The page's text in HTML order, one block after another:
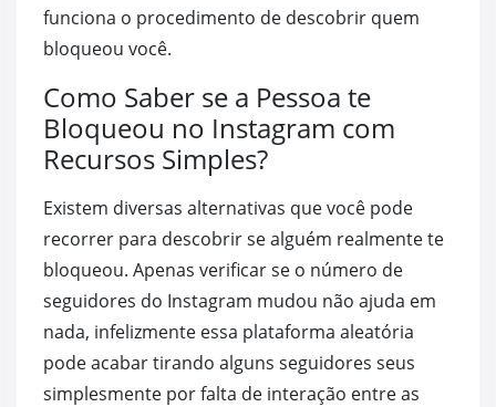
funciona o procedimento de descobrir quem
bloqueou você.
Como Saber se a Pessoa te
Bloqueou no Instagram com
Recursos Simples?
Existem diversas alternativas que você pode
recorrer para descobrir se alguém realmente te
bloqueou. Apenas verificar se o número de
seguidores do Instagram mudou não ajuda em
nada, infelizmente essa plataforma aleatória
pode acabar tirando alguns seguidores seus
simplesmente por falta de interação entre as